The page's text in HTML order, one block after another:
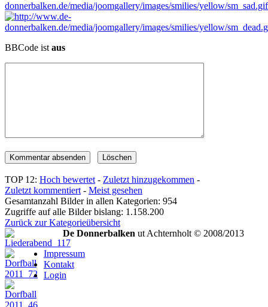
BBCode ist aus
TOP 12: Hoch bewertet - Zuletzt hinzugekommen -
Zuletzt kommentiert - Meist gesehen
Gesamtanzahl Bilder in allen Kategorien: 954
Zugriffe auf alle Bilder bislang: 1.158.200
Zurück zur Kategorieübersicht
De Donnerbalken ut Achternholt © 2008/2013
Impressum
Kontakt
Login